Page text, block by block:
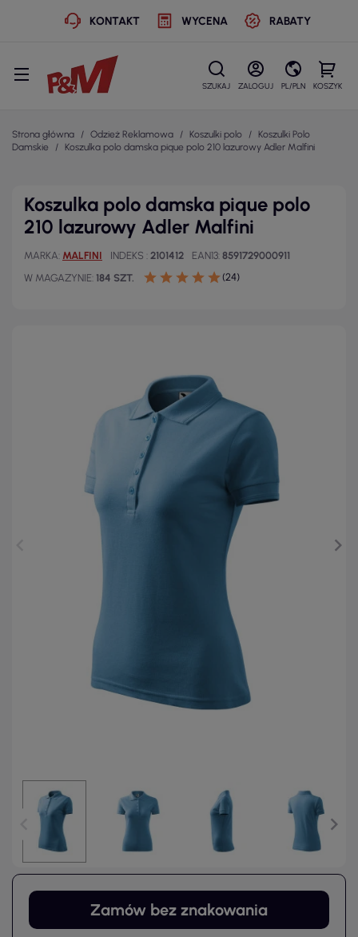
KONTAKT WYCENA RABATY
SZUKAJ ZALOGUJ PL/PLN KOSZYK
Strona główna Odzież Reklamowa Koszulki polo
Koszulki Polo
Damskie
Koszulka polo damska pique polo 210 lazurowy Adler Malfini
Koszulka polo damska pique polo
210 lazurowy Adler Malfini
MARKA MALFINI INDEKS 2101412 EAN13 8591729000911
W MAGAZYNIE 184 SZT. (24)
Zamów bez znakowania